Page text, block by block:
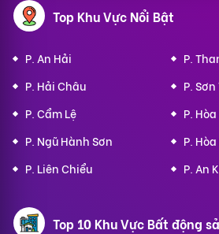
Top Khu Vực Nổi Bật
P. An Hải
P.
P. Hải Châu
P. Sơn
P. Cẩm Lệ
P.
P. Ngũ Hành Sơn
P.
P. Liên Chiểu
P. An
Top 10 Khu Vực Bất động